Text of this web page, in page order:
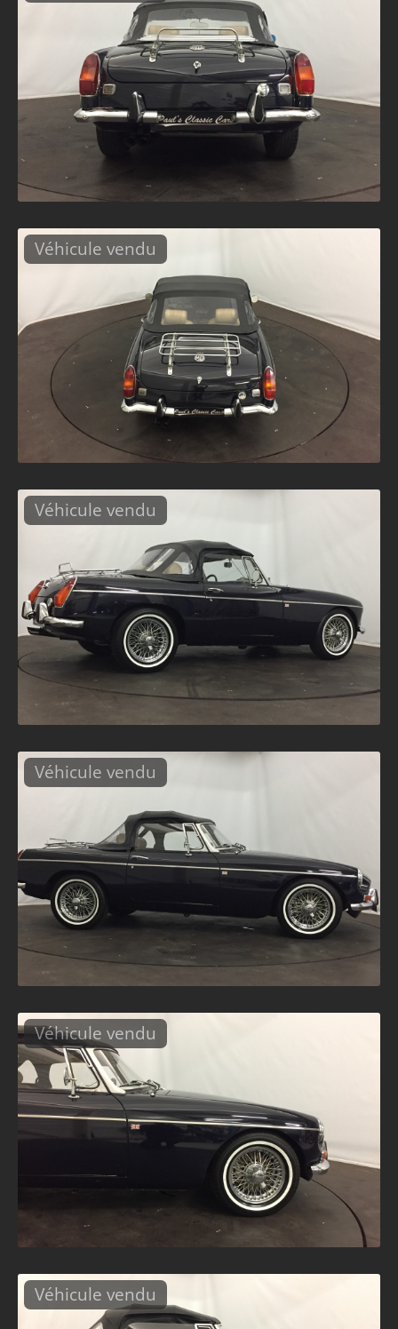
Véhicule vendu
Véhicule vendu
Véhicule vendu
Véhicule vendu
Véhicule vendu